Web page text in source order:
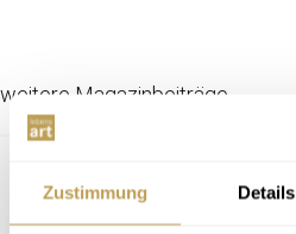
Zustimmung Details
weitere Magazinbeiträge